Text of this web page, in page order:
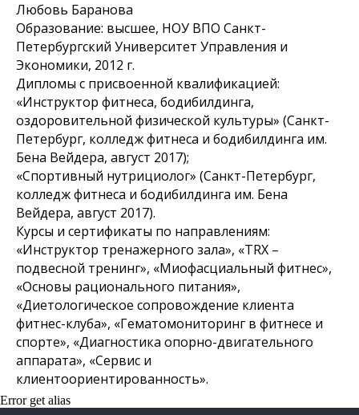
Любовь Баранова
Образование: высшее, НОУ ВПО Санкт-
Петербургский Университет Управления и
Экономики, 2012 г.
Дипломы с присвоенной квалификацией:
«Инструктор фитнеса, бодибилдинга,
оздоровительной физической культуры» (Санкт-
Петербург, колледж фитнеса и бодибилдинга им.
Бена Вейдера, август 2017);
«Спортивный нутрициолог» (Санкт-Петербург,
колледж фитнеса и бодибилдинга им. Бена
Вейдера, август 2017).
Курсы и сертификаты по направлениям:
«Инструктор тренажерного зала», «TRX –
подвесной тренинг», «Миофасциальный фитнес»,
«Основы рационального питания»,
«Диетологическое сопровождение клиента
фитнес-клуба», «Гематомониторинг в фитнесе и
спорте», «Диагностика опорно-двигательного
аппарата», «Сервис и
клиентоориентированность».
Error get alias